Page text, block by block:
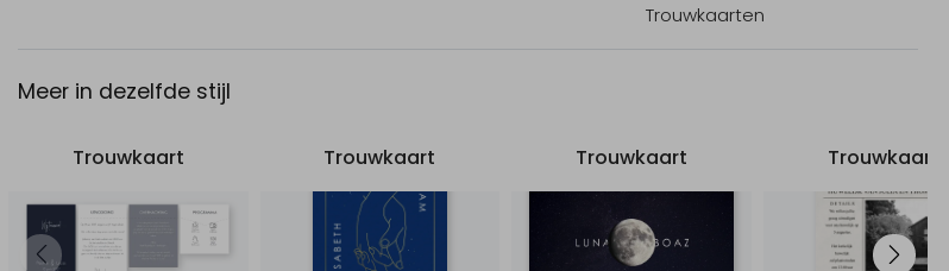
Trouwkaarten
Meer in dezelfde stijl
Trouwkaart Trouwkaart Trouwkaart Trouwkaart